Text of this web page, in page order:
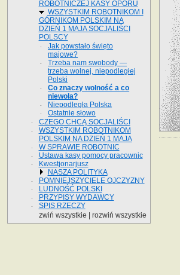
ROBOTNICZEJ KASY OPORU
WSZYSTKIM ROBOTNIKOM I
GÓRNIKOM POLSKIM NA
DZIEŃ 1 MAJA SOCJALIŚCI
POLSCY
Jak powstało święto
majowe?
Trzeba nam swobody —
trzeba wolnej, niepodległej
Polski
Co znaczy wolność a co
niewola?
Niepodległa Polska
Ostatnie słowo
CZEGO CHCĄ SOCJALIŚCI
WSZYSTKIM ROBOTNIKOM
POLSKIM NA DZIEŃ 1 MAJA
W SPRAWIE ROBOTNIC
Ustawa kasy pomocy pracownic
Kwestjonarjusz
NASZA POLITYKA
POMNIEJSZYCIELE OJCZYZNY
LUDNOŚĆ POLSKI
PRZYPISY WYDAWCY
SPIS RZECZY
zwiń wszystkie | rozwiń wszystkie